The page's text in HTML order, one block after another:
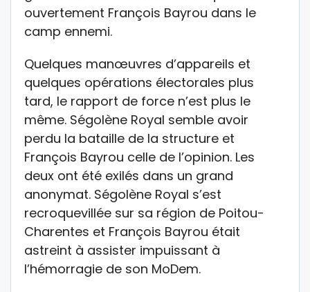
ouvertement François Bayrou dans le
camp ennemi.
Quelques manœuvres d’appareils et
quelques opérations électorales plus
tard, le rapport de force n’est plus le
même. Ségolène Royal semble avoir
perdu la bataille de la structure et
François Bayrou celle de l’opinion. Les
deux ont été exilés dans un grand
anonymat. Ségolène Royal s’est
recroquevillée sur sa région de Poitou-
Charentes et François Bayrou était
astreint à assister impuissant à
l’hémorragie de son MoDem.